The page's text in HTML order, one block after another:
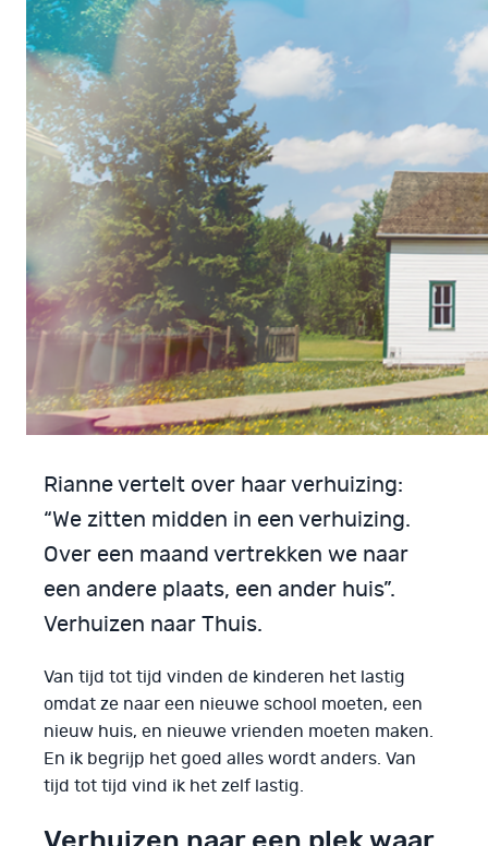
Rianne vertelt over haar verhuizing:
“We zitten midden in een verhuizing.
Over een maand vertrekken we naar
een andere plaats, een ander huis”.
Verhuizen naar Thuis.
Van tijd tot tijd vinden de kinderen het lastig
omdat ze naar een nieuwe school moeten, een
nieuw huis, en nieuwe vrienden moeten maken.
En ik begrijp het goed alles wordt anders. Van
tijd tot tijd vind ik het zelf lastig.
Verhuizen naar een plek waar